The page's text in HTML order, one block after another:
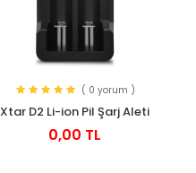
( 0 yorum )
Xtar D2 Li-ion Pil Şarj Aleti
0,00 TL